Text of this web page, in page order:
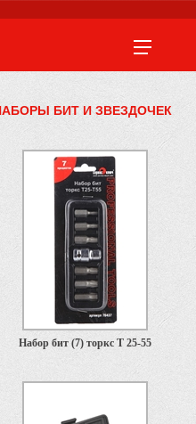
БИТ И ЗВЕЗДОЧЕК
Набор бит (7) торкс Т 25-55